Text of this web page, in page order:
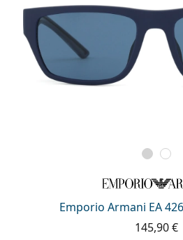
Emporio Armani EA
145,90 €